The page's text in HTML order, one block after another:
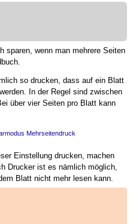
sparen, wenn man mehrere Seiten
so drucken, dass auf ein Blatt
In der Regel sind zwischen
über vier Seiten pro Blatt kann
Einstellung drucken, machen
Drucker ist es nämlich möglich,
Blatt nicht mehr lesen kann.